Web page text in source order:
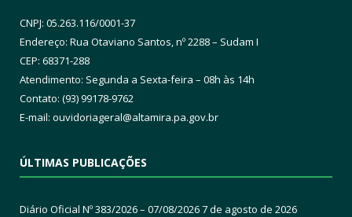
CNPJ: 05.263.116/0001-37
Endereço: Rua Otaviano Santos, nº 2288 – Sudam I
CEP: 68371-288
Atendimento: Segunda a Sexta-feira – 08h às 14h
Contato: (93) 99178-9762
E-mail: ouvidoriageral@altamira.pa.gov.br
ÚLTIMAS PUBLICAÇÕES
Diário Oficial Nº 383/2026 – 07/08/20267 de agosto de 2026